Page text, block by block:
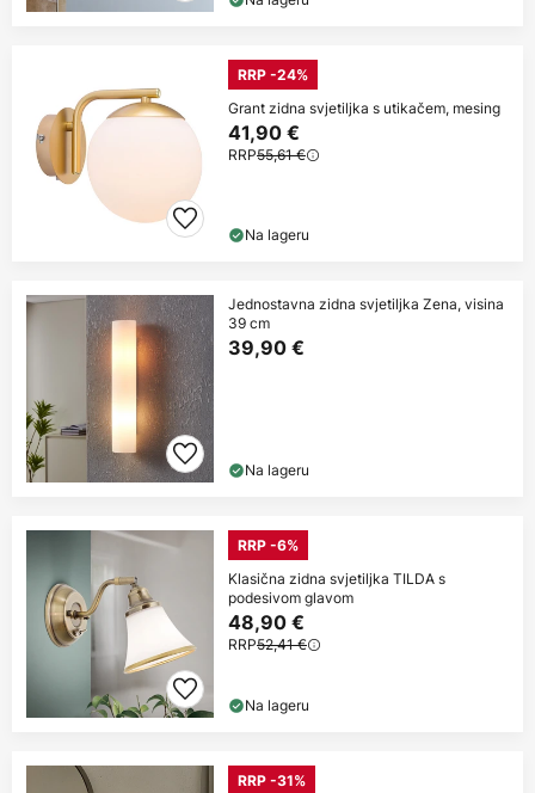
RRP -24%
Grant zidna svjetiljka s utikačem, mesing
41,90 €
RRP55,61 €
Na lageru
Jednostavna zidna svjetiljka Zena, visina
39 cm
39,90 €
Na lageru
RRP -6%
Klasična zidna svjetiljka TILDA s
podesivom glavom
48,90 €
RRP52,41 €
Na lageru
RRP -31%